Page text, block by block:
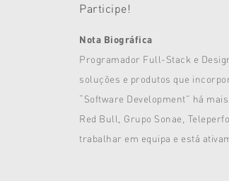
Participe!
Nota Biográfica
Programador Full-Stack e
soluções e produtos que
“Software Development” há
Red Bull, Grupo Sonae,
trabalhar em equipa e está